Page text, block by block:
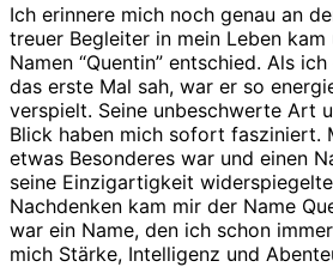
Ich erinnere mich noch genau an
treuer Begleiter in mein Leben
Namen “Quentin” entschied. Als
das erste Mal sah, war er so
verspielt. Seine unbeschwerte Art
Blick haben mich sofort fasziniert.
etwas Besonderes war und einen
seine Einzigartigkeit
Nachdenken kam mir der Name
war ein Name, den ich schon
mich Stärke, Intelligenz und